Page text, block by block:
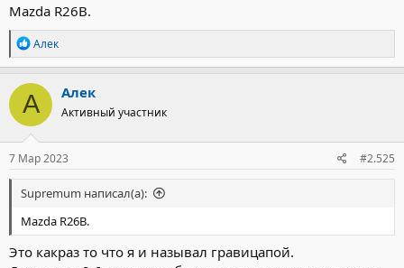
Mazda R26B.
Р
е
а
к
ц
и
и
:
Алек
А Алек
Активный участник
7 Мар 2023 #2.525
Supremum написал(а):
Mazda R26B.
Это какраз то что я и называл гравицапой.